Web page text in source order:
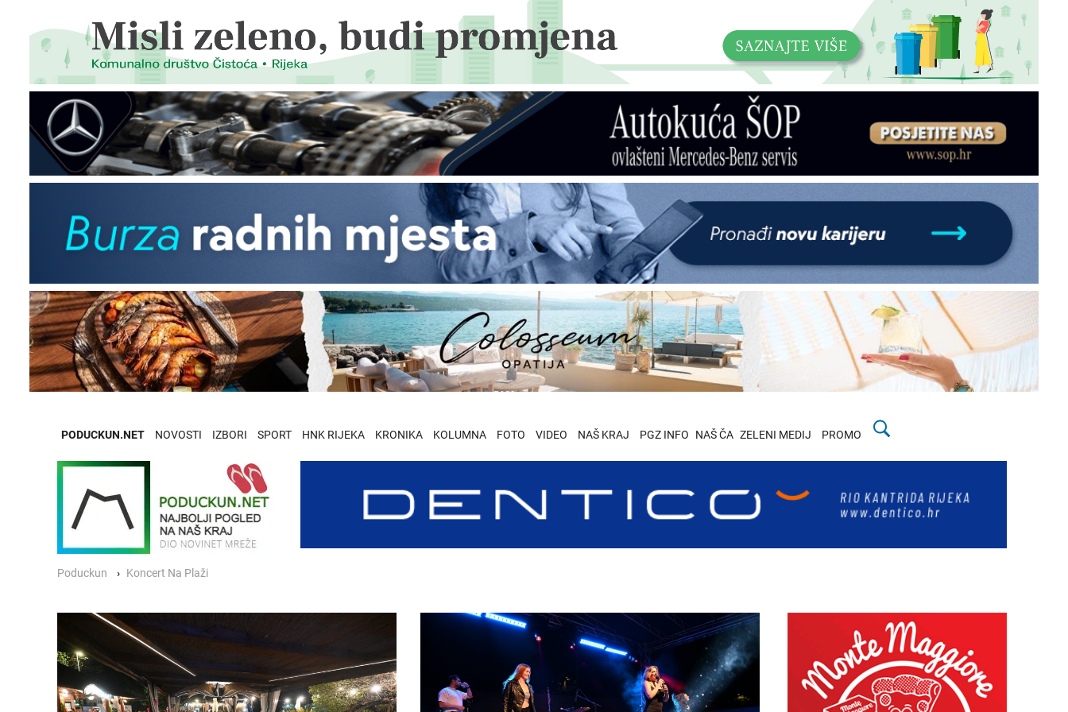
PODUCKUN.NET NOVOSTI IZBORI SPORT HNK RIJEKA KRONIKA KOLUMNA FOTO VIDEO NAŠ KRAJ PGZ INFO NAŠ ČA ZELENI MEDIJ PROMO
Poduckun Koncert Na Plaži